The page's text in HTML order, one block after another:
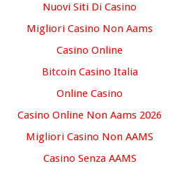
Nuovi Siti Di Casino
Migliori Casino Non Aams
Casino Online
Bitcoin Casino Italia
Online Casino
Casino Online Non Aams 2026
Migliori Casino Non AAMS
Casino Senza AAMS